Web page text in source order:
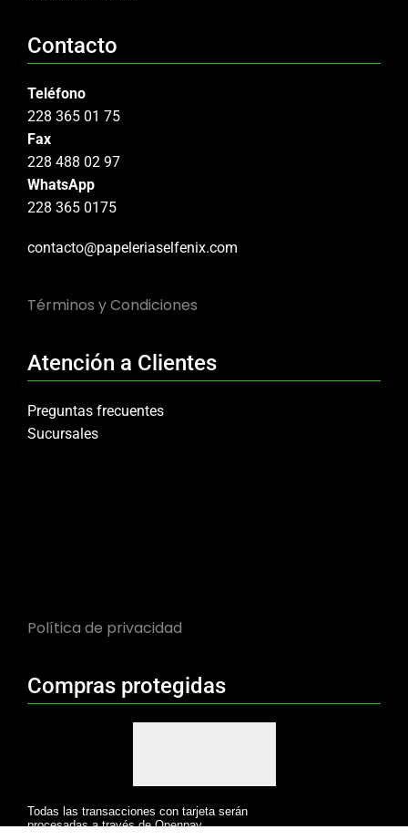
Contacto
Teléfono
228 365 01 75
Fax
228 488 02 97
WhatsApp
228 365 0175
contacto@papeleriaselfenix.com
Términos y Condiciones
Atención a Clientes
Preguntas frecuentes
Sucursales
Política de privacidad
Compras protegidas
Todas las transacciones con tarjeta serán
procesadas a través de Openpay.